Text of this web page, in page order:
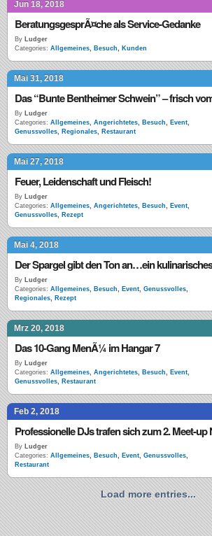
Jun 18, 2018
BeratungsgesprÃ¤che als Service-Gedanke
By Ludger
Categories: Allgemeines, Besuch, Kunden
Mai 31, 2018
Das “Bunte Bentheimer Schwein” – frisch
By Ludger
Categories: Allgemeines, Angerichtetes, Besuch, Event,
Genussvolles, Regionales, Restaurant
Mai 27, 2018
Feuer, Leidenschaft und Fleisch!
By Ludger
Categories: Allgemeines, Angerichtetes, Besuch, Event,
Genussvolles, Rezept
Mai 4, 2018
Der Spargel gibt den Ton an…ein
By Ludger
Categories: Allgemeines, Besuch, Event, Genussvolles,
Regionales, Rezept
Mrz 20, 2018
Das 10-Gang MenÃ¼ im Hangar 7
By Ludger
Categories: Allgemeines, Angerichtetes, Besuch, Event,
Genussvolles, Restaurant
Feb 2, 2018
Professionelle DJs trafen sich zum 2. Meet-up
By Ludger
Categories: Allgemeines, Besuch, Event, Genussvolles,
Restaurant
Load more entries...